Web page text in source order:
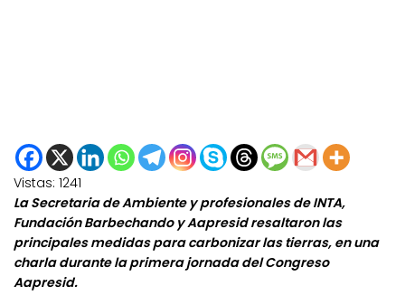
Vistas: 1241
La Secretaria de Ambiente y profesionales de INTA,
Fundación Barbechando y Aapresid resaltaron las
principales medidas para carbonizar las tierras, en una
charla durante la primera jornada del Congreso
Aapresid.